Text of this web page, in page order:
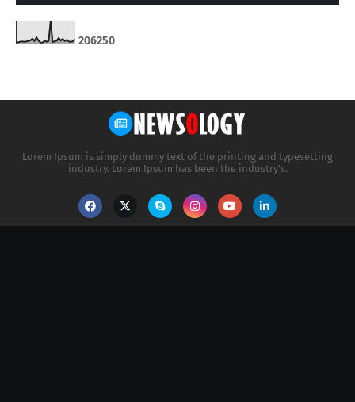
206250
Lorem Ipsum is simply dummy text of the printing and typesetting
industry. Lorem Ipsum has been the industry's.